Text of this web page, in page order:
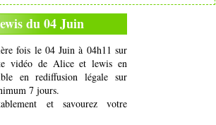
du 04 Juin
fois le 04 Juin à 04h11 sur
vidéo de Alice et lewis en
en rediffusion légale sur
7 jours.
et savourez votre